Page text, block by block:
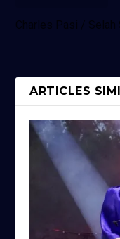
Charles Pasi / Selah
ARTICLES